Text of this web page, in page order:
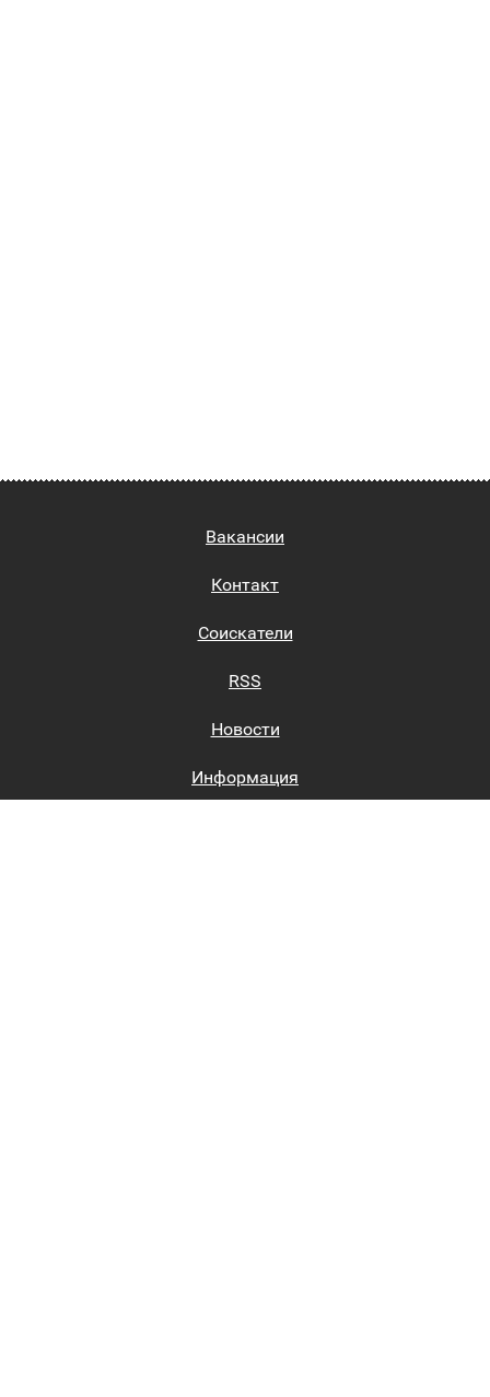
Вакансии
Контакт
Соискатели
RSS
Новости
Информация